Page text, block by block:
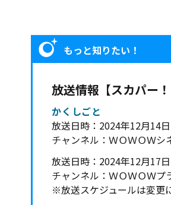
もっと知りたい！
放送情報【スカパー！
かくしごと
放送日時：2024年12月14
チャンネル：ＷＯＷＯＷシ
放送日時：2024年12月17
チャンネル：ＷＯＷＯＷプ
※放送スケジュールは変更